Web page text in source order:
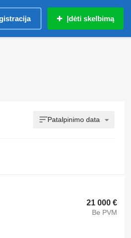
Įdėti skelbimą
Patalpinimo data
21 000 €
Be PVM